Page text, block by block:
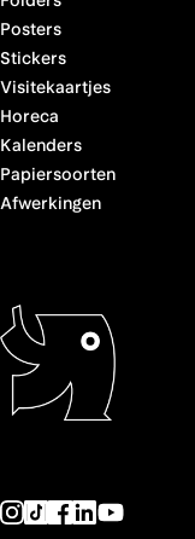
Posters
Stickers
Visitekaartjes
Horeca
Kalenders
Papiersoorten
Afwerkingen